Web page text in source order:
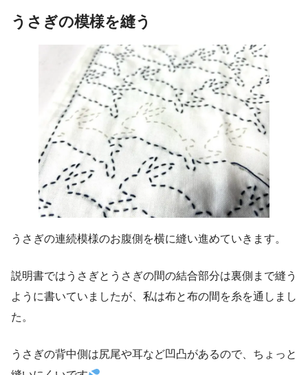
うさぎの模様を縫う
うさぎの連続模様のお腹側を横に縫い進めていきます。
説明書ではうさぎとうさぎの間の結合部分は裏側まで縫う
ように書いていましたが、私は布と布の間を糸を通しまし
た。
うさぎの背中側は尻尾や耳など凹凸があるので、ちょっと